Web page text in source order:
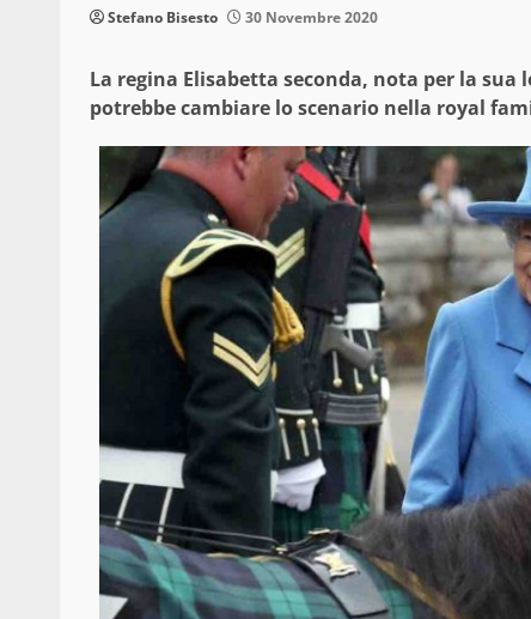
Stefano Bisesto 30 Novembre 2020
La regina Elisabetta seconda, nota per la
potrebbe cambiare lo scenario nella royal